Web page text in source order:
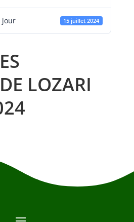
jour 15 juillet 2024
LOZARI